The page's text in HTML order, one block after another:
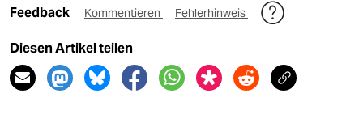
Feedback Kommentieren Fehlerhinweis
Diesen Artikel teilen